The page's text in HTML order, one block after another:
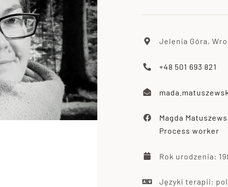
Jelenia Góra,
+48 501 693 821
Magda
Process worker
Rok urodzenia:
Języki terapii: